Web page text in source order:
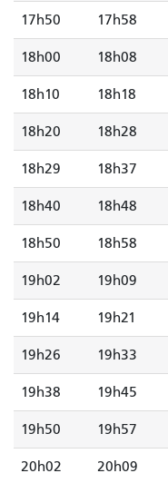
17h50 17h58
18h00 18h08
18h10 18h18
18h20 18h28
18h29 18h37
18h40 18h48
18h50 18h58
19h02 19h09
19h14 19h21
19h26 19h33
19h38 19h45
19h50 19h57
20h02 20h09